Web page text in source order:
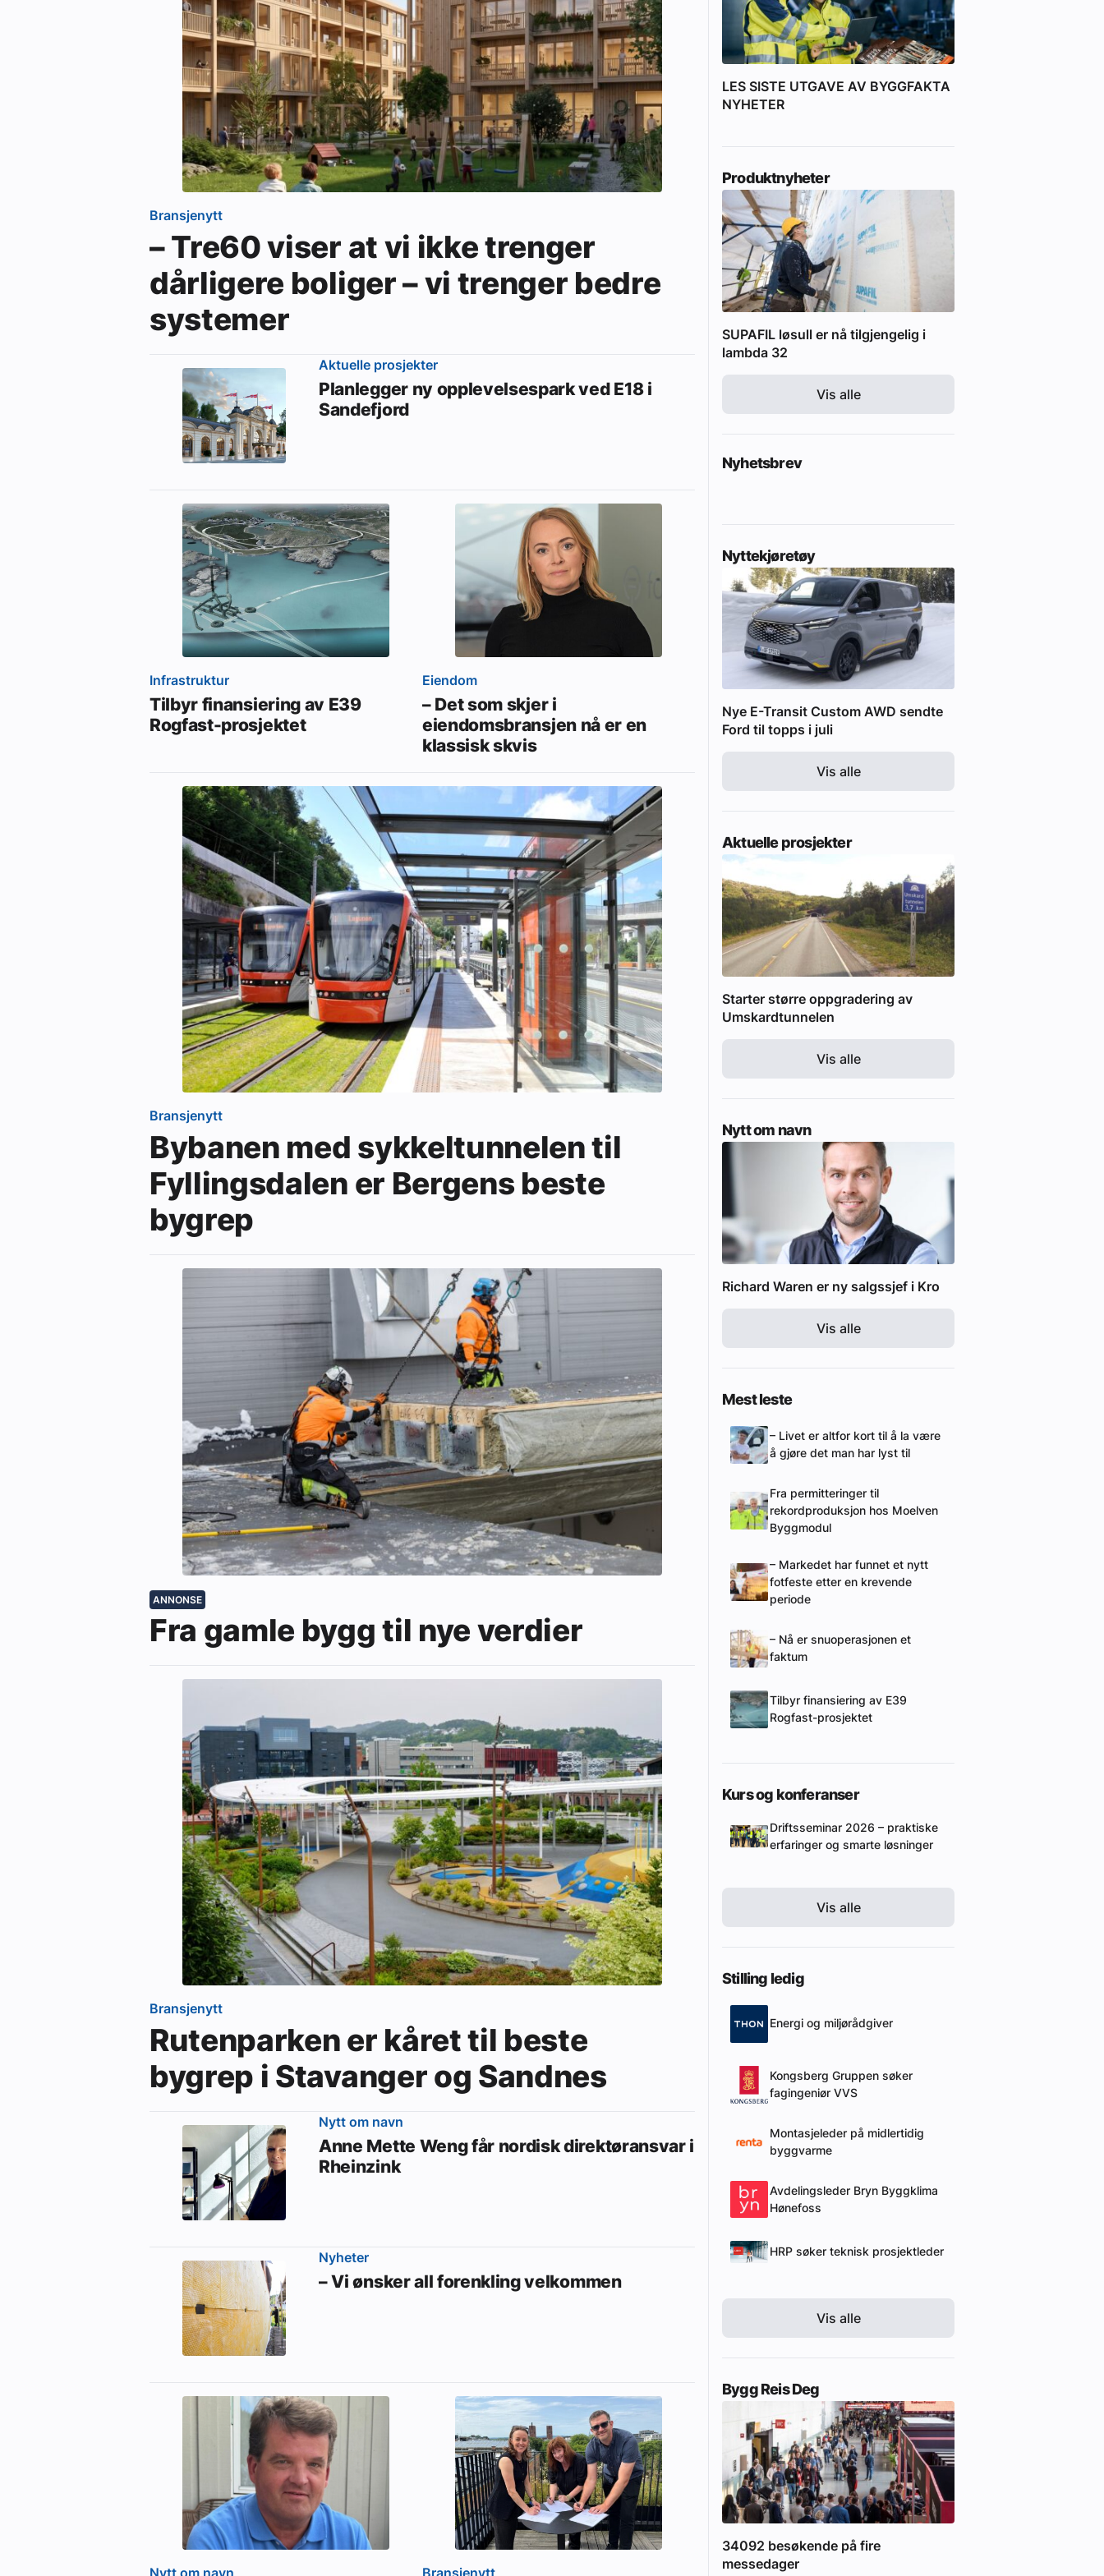
eBlad
Aktivitetskalender
Bransjekommentar
Nyheter
Aktuelle prosjekter
Bransjenytt
– Tre60 viser at vi ikke trenger
dårligere boliger – vi trenger bedre
systemer
Aktuelle prosjekter
Planlegger ny opplevelsespark ved E18 i
Sandefjord
Infrastruktur
Tilbyr finansiering av E39
Rogfast-prosjektet
Eiendom
– Det som skjer i
eiendomsbransjen nå er en
klassisk skvis
Bransjenytt
Bybanen med sykkeltunnelen til
Fyllingsdalen er Bergens beste
bygrep
ANNONSE
Fra gamle bygg til nye verdier
Bransjenytt
Rutenparken er kåret til beste
bygrep i Stavanger og Sandnes
Nytt om navn
Anne Mette Weng får nordisk direktøransvar i
Rheinzink
Nyheter
– Vi ønsker all forenkling velkommen
LES SISTE UTGAVE AV BYGGFAKTA
NYHETER
Produktnyheter
SUPAFIL løsull er nå tilgjengelig i
lambda 32
Vis alle
Nyhetsbrev
Nyttekjøretøy
Nye E-Transit Custom AWD sendte
Ford til topps i juli
Vis alle
Aktuelle prosjekter
Starter større oppgradering av
Umskardtunnelen
Vis alle
Nytt om navn
Richard Waren er ny salgssjef i Kro
Vis alle
Mest leste
– Livet er altfor kort til å la være
å gjøre det man har lyst til
Fra permitteringer til
rekordproduksjon hos Moelven
Byggmodul
– Markedet har funnet et nytt
fotfeste etter en krevende
periode
– Nå er snuoperasjonen et
faktum
Tilbyr finansiering av E39
Rogfast-prosjektet
Kurs og konferanser
Driftsseminar 2026 – praktiske
erfaringer og smarte løsninger
Vis alle
Stilling ledig
Energi og miljørådgiver
Kongsberg Gruppen søker
fagingeniør VVS
Montasjeleder på midlertidig
byggvarme
Avdelingsleder Bryn Byggklima
Hønefoss
HRP søker teknisk prosjektleder
Vis alle
Bygg Reis Deg
34092 besøkende på fire
messedager